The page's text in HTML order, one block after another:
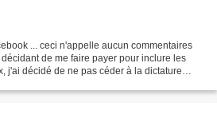
... ceci n'appelle aucun commentaires
de me faire payer pour inclure les
j'ai décidé de ne pas céder à la dictature